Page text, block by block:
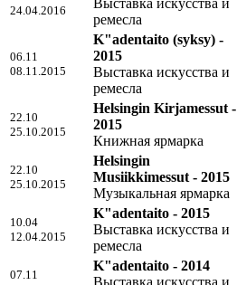
24.04.2016
Выставка искусства и
ремесла
06.11
08.11.2015
K"adentaito (syksy) -
2015
Выставка искусства и
ремесла
22.10
25.10.2015
Helsingin Kirjamessut -
2015
Книжная ярмарка
22.10
25.10.2015
Helsingin
Musiikkimessut - 2015
Музыкальная ярмарка
10.04
12.04.2015
K"adentaito - 2015
Выставка искусства и
ремесла
07.11
K"adentaito - 2014